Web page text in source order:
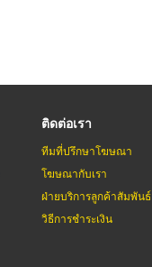
ติดต่อเรา
ทีมที่ปรึกษาโฆษณา
โฆษณากับเรา
ฝ่ายบริการลูกค้าสัมพันธ์
วิธีการชำระเงิน